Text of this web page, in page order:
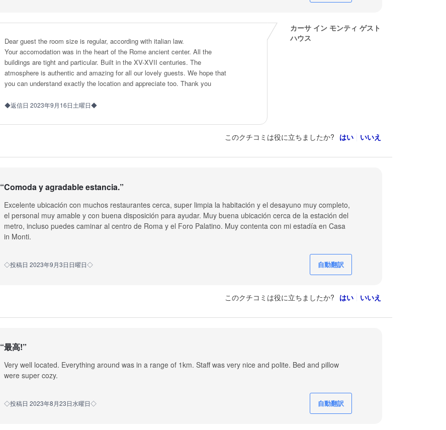
Dear guest the room size is regular, according with italian law.
Your accomodation was in the heart of the Rome ancient center. All the
buildings are tight and particular. Built in the XV-XVII centuries. The
atmosphere is authentic and amazing for all our lovely guests. We hope that
you can understand exactly the location and appreciate too. Thank you
◆返信日 2023年9月16日土曜日◆
カーサ イン モンティ ゲスト
ハウス
このクチコミは役に立ちましたか? はい いいえ
“Comoda y agradable estancia.”
Excelente ubicación con muchos restaurantes cerca, super limpia la habitación y el desayuno muy completo,
el personal muy amable y con buena disposición para ayudar. Muy buena ubicación cerca de la estación del
metro, incluso puedes caminar al centro de Roma y el Foro Palatino. Muy contenta con mi estadía en Casa
in Monti.
◇投稿日 2023年9月3日日曜日◇ 自動翻訳
このクチコミは役に立ちましたか? はい いいえ
“最高!”
Very well located. Everything around was in a range of 1km. Staff was very nice and polite. Bed and pillow
were super cozy.
◇投稿日 2023年8月23日水曜日◇ 自動翻訳